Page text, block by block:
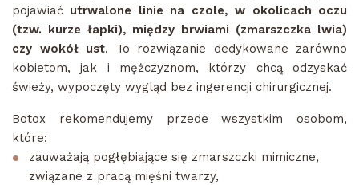
pojawiać utrwalone linie na czole, w okolicach oczu
(tzw. kurze łapki), między brwiami (zmarszczka lwia)
czy wokół ust. To rozwiązanie dedykowane zarówno
kobietom, jak i mężczyznom, którzy chcą odzyskać
świeży, wypoczęty wygląd bez ingerencji chirurgicznej.
Botox rekomendujemy przede wszystkim osobom,
które:
zauważają pogłębiające się zmarszczki mimiczne,
związane z pracą mięśni twarzy,